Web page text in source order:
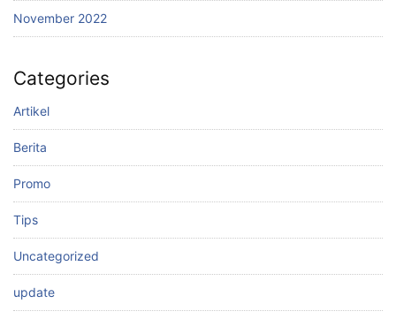
November 2022
Categories
Artikel
Berita
Promo
Tips
Uncategorized
update